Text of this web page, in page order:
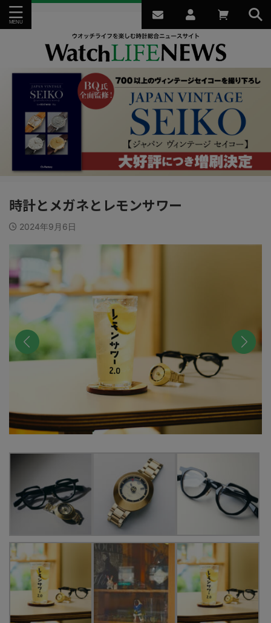
時計とメガネとレモンサワー
2024年9月6日
前へ